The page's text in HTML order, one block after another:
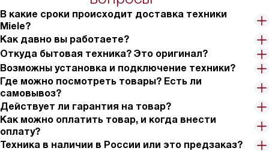
В какие сроки происходит доставка техники
Miele?
Как давно вы работаете?
Откуда бытовая техника? Это оригинал?
Возможны установка и подключение техники?
Где можно посмотреть товары? Есть ли
самовывоз?
Действует ли гарантия на товар?
Как можно оплатить товар, и когда внести
оплату?
Техника в наличии в России или это предзаказ?